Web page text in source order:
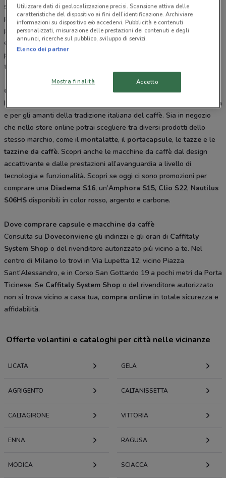
sistema innovativo che ne esalta il gusto. Per capirlo devi solo
provarlo. Consulta se oggi è attiva un’offerta esclusiva che ti
permette di risparmiare fino al 50%. In un negozioCaffitaly
esclusivemacchine da caffè e tutte lecapsule
preparare in pochi secondi caffè e buonissime bevande calde come
te ed orzo.
Capsule, cialde e idee regalo
I prodotti
sono un’ottima idea regalo per una persona cara
e per gli amanti della tradizione italiana del caffè. Sia in negozio
che nello store online potrai scegliere tra diversi prodotti dello
stesso marchio, come il montalatte, il portacapsule, letazze e le
tazzine da caffè. Scopri anche le macchine da caffè dal design
accattivante e dalle prestazioni all’avanguardia a livello di
tecnologia e funzionalità. Scopri se oggi ci sono promozioni per
comprare una Diadema S16, un’Amphora S15, Clio S22, Nautilus
S06HS disponibili in color rosso, argento e carbone.
Dove comprare capsule e macchine da caffè
Consulta su Doveconviene gli indirizzi e gli orari di Caffitaly
System Shop o del rivenditore autorizzato più vicino a te. Nel
centro di Milano lo trovi in Via Lupetta 12, vicino Piazza
Sant'Alessandro, e in Corso San Gottardo 19 a pochi metri da Porta
Ticinese. Se Caffitaly System Shop o del rivenditore autorizzato
non si trova vicino a casa tua, compra online in totale sicurezza e
affidabilità.
Offerte volantini e cataloghi per città nelle vicinanze
LICATA GELA
AGRIGENTO CALTANISSETTA
CALTAGIRONE VITTORIA
ENNA RAGUSA
MODICA SCIACCA
Utilizzare dati di geolocalizzazione precisi. Scansione attiva delle
caratteristiche del dispositivo ai fini dell’identificazione. Archiviare
informazioni su dispositivo e/o accedervi. Pubblicità e contenuti
personalizzati, misurazione delle prestazioni dei contenuti e degli
annunci, ricerche sul pubblico, sviluppo di servizi.
Elenco dei partner
Mostra finalità Accetto